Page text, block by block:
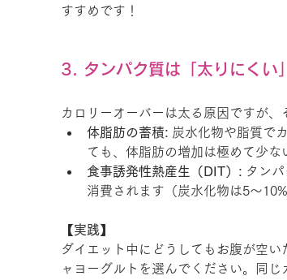
すすめです！
3. タンパク質は「太りにくい」
カロリーオーバーは太る原因ですが、
体脂肪の蓄積: 炭水化物や脂質で
ても、体脂肪の増加は極めて少な
食事誘発性熱産生（DIT）: タン
消費されます（炭水化物は5〜
【実践】
ダイエット中にどうしてもお腹が空
ャヨーグルトを選んでください。同